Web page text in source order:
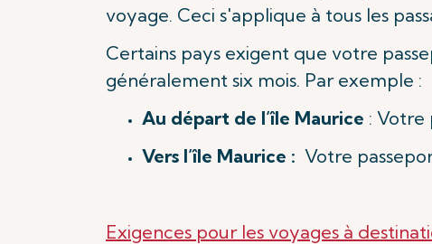
voyage. Ceci s'applique à tous les
Certains pays exigent que votre
généralement six mois. Par exemple :
Au départ de l’île Maurice : Votre
Vers l’île Maurice : Votre
Exigences pour les voyages à